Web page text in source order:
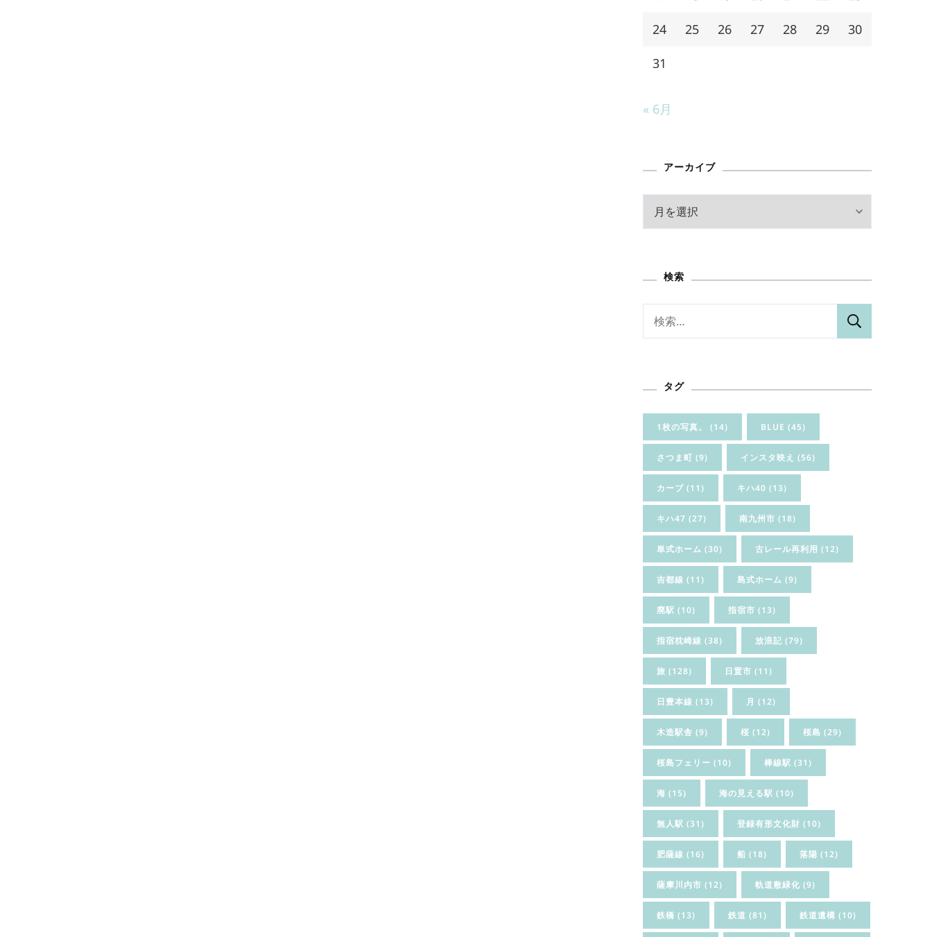
24 25 26 27 28 29 30
31
« 6月
アーカイブ
ブ
検索
タグ
1枚の写真。 (14) BLUE (45)
さつま町 (9) インスタ映え (56)
カーブ (11) キハ40 (13)
キハ47 (27) 南九州市 (18)
単式ホーム (30) 古レール再利用 (12)
吉都線 (11) 島式ホーム (9)
廃駅 (10) 指宿市 (13)
指宿枕崎線 (38) 放浪記 (79)
旅 (128) 日置市 (11)
日豊本線 (13) 月 (12)
木造駅舎 (9) 桜 (12) 桜島 (29)
桜島フェリー (10) 棒線駅 (31)
海 (15) 海の見える駅 (10)
無人駅 (31) 登録有形文化財 (10)
肥薩線 (16) 船 (18) 落陽 (12)
薩摩川内市 (12) 軌道敷緑化 (9)
鉄橋 (13) 鉄道 (81) 鉄道遺構 (10)